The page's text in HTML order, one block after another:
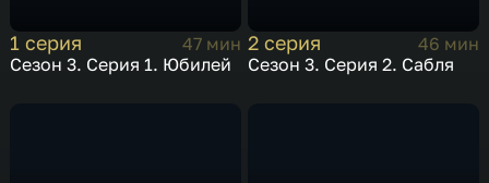
1 серия
47 мин
Сезон 3. Серия 1. Юбилей
2 серия
46 мин
Сезон 3. Серия 2. Сабля